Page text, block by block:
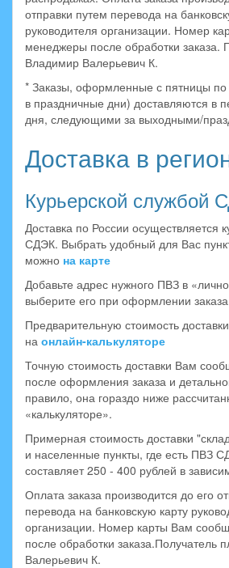
отправки путем перевода на
руководителя организации. Номер
менеджеры после обработки заказа.
Владимир Валерьевич К.
* Заказы, оформленные с пятницы по
в праздничные дни) доставляются в
дня, следующими за выходными/
Доставка в
Курьерской службой
Доставка по России осуществляется
СДЭК. Выбрать удобный для Вас
можно на карте
Добавьте адрес нужного ПВЗ в
выберите его при оформлении
Предварительную стоимость
на онлайн-калькуляторе
Точную стоимость доставки Вам
после оформления заказа и
правило, она гораздо ниже
«калькуляторе».
Примерная стоимость доставки
и населенные пункты, где есть ПВЗ
составляет 250 - 400 рублей в
Оплата заказа производится до его
перевода на банковскую карту
организации. Номер карты Вам
после обработки заказа.Получатель
Валерьевич К.